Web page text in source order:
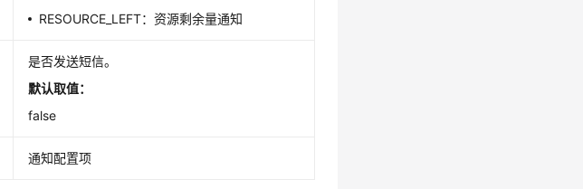
RESOURCE_LEFT：资源剩余量通知
是否发送短信。
默认取值：
false
通知配置项